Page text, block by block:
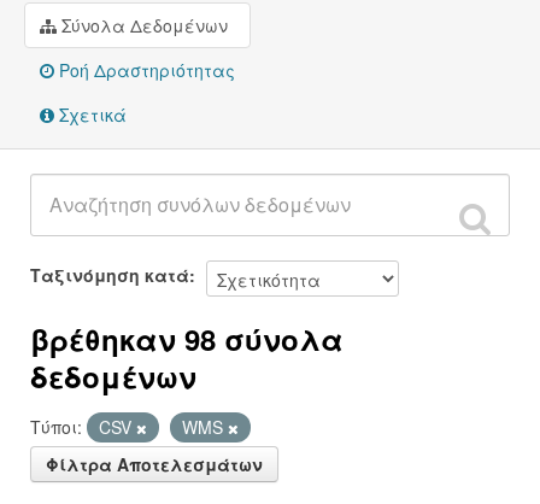
Ομάδες
Σχετικά
Σύνολα Δεδομένων
Ροή Δραστηριότητας
Σχετικά
Ταξινόμηση κατά
βρέθηκαν 98 σύνολα
δεδομένων
Τύποι: CSV
WMS
Φίλτρα Αποτελεσμάτων